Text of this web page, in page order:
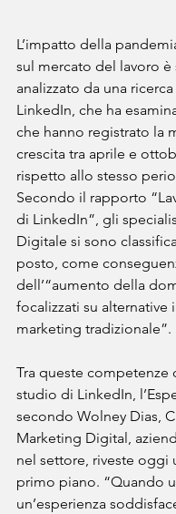
L’impatto della
sul mercato del lavoro è
analizzato da una
LinkedIn, che ha
che hanno registrato la
crescita tra aprile e
rispetto allo stesso
Secondo il rapporto
di LinkedIn”, gli
Digitale si sono
posto, come
dell’“aumento della
focalizzati su alternative
marketing tradizionale”.
Tra queste competenze
studio di LinkedIn,
secondo Wolney Dias,
Marketing Digital,
nel settore, riveste oggi
primo piano. “Quando
un’esperienza